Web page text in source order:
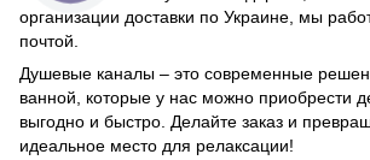
организации доставки по Украине, мы
почтой.
Душевые каналы – это современные
ванной, которые у нас можно приобрести
выгодно и быстро. Делайте заказ и
идеальное место для релаксации!